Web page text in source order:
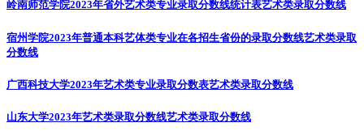
岭南师范学院2023年省外艺术类专业录取分数线统计表艺术类录取分数线
宿州学院2023年普通本科艺体类专业在各招生省份的录取分数线艺术类录取
分数线
广西科技大学2023年艺术类专业录取分数表艺术类录取分数线
山东大学2023年艺术类录取分数线艺术类录取分数线